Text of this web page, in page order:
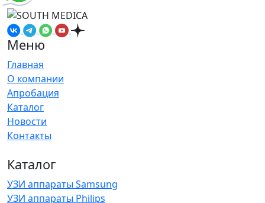
Меню
Главная
О компании
Апробация
Каталог
Новости
Контакты
Каталог
УЗИ аппараты Samsung
УЗИ аппараты Philips